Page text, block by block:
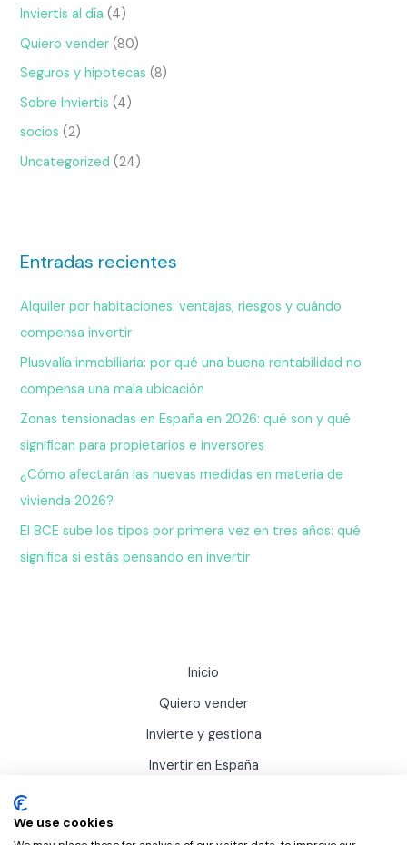
Inviertis al día (4)
Quiero vender (80)
Seguros y hipotecas (8)
Sobre Inviertis (4)
socios (2)
Uncategorized (24)
Entradas recientes
Alquiler por habitaciones: ventajas, riesgos y cuándo
compensa invertir
Plusvalía inmobiliaria: por qué una buena rentabilidad no
compensa una mala ubicación
Zonas tensionadas en España en 2026: qué son y qué
significan para propietarios e inversores
¿Cómo afectarán las nuevas medidas en materia de
vivienda 2026?
El BCE sube los tipos por primera vez en tres años: qué
significa si estás pensando en invertir
Inicio
Quiero vender
Invierte y gestiona
Invertir en España
We use cookies